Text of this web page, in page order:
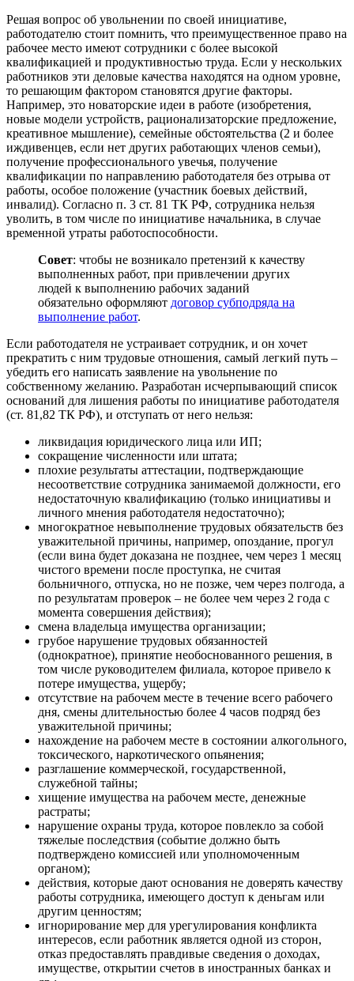
Решая вопрос об увольнении по своей инициативе,
работодателю стоит помнить, что преимущественное право на
рабочее место имеют сотрудники с более высокой
квалификацией и продуктивностью труда. Если у нескольких
работников эти деловые качества находятся на одном уровне,
то решающим фактором становятся другие факторы.
Например, это новаторские идеи в работе (изобретения,
новые модели устройств, рационализаторские предложение,
креативное мышление), семейные обстоятельства (2 и более
иждивенцев, если нет других работающих членов семьи),
получение профессионального увечья, получение
квалификации по направлению работодателя без отрыва от
работы, особое положение (участник боевых действий,
инвалид). Согласно п. 3 ст. 81 ТК РФ, сотрудника нельзя
уволить, в том числе по инициативе начальника, в случае
временной утраты работоспособности.
Совет: чтобы не возникало претензий к качеству
выполненных работ, при привлечении других
людей к выполнению рабочих заданий
обязательно оформляют договор субподряда на
выполнение работ.
Если работодателя не устраивает сотрудник, и он хочет
прекратить с ним трудовые отношения, самый легкий путь –
убедить его написать заявление на увольнение по
собственному желанию. Разработан исчерпывающий список
оснований для лишения работы по инициативе работодателя
(ст. 81,82 ТК РФ), и отступать от него нельзя:
ликвидация юридического лица или ИП;
сокращение численности или штата;
плохие результаты аттестации, подтверждающие
несоответствие сотрудника занимаемой должности, его
недостаточную квалификацию (только инициативы и
личного мнения работодателя недостаточно);
многократное невыполнение трудовых обязательств без
уважительной причины, например, опоздание, прогул
(если вина будет доказана не позднее, чем через 1 месяц
чистого времени после проступка, не считая
больничного, отпуска, но не позже, чем через полгода, а
по результатам проверок – не более чем через 2 года с
момента совершения действия);
смена владельца имущества организации;
грубое нарушение трудовых обязанностей
(однократное), принятие необоснованного решения, в
том числе руководителем филиала, которое привело к
потере имущества, ущербу;
отсутствие на рабочем месте в течение всего рабочего
дня, смены длительностью более 4 часов подряд без
уважительной причины;
нахождение на рабочем месте в состоянии алкогольного,
токсического, наркотического опьянения;
разглашение коммерческой, государственной,
служебной тайны;
хищение имущества на рабочем месте, денежные
растраты;
нарушение охраны труда, которое повлекло за собой
тяжелые последствия (событие должно быть
подтверждено комиссией или уполномоченным
органом);
действия, которые дают основания не доверять качеству
работы сотрудника, имеющего доступ к деньгам или
другим ценностям;
игнорирование мер для урегулирования конфликта
интересов, если работник является одной из сторон,
отказ предоставлять правдивые сведения о доходах,
имуществе, открытии счетов в иностранных банках и